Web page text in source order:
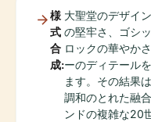
様
式
合
成:
大聖堂のデザイ
の堅牢さ、ゴシ
ロックの華やか
ーのディテール
ます。その結果
調和のとれた融
ンドの複雑な20